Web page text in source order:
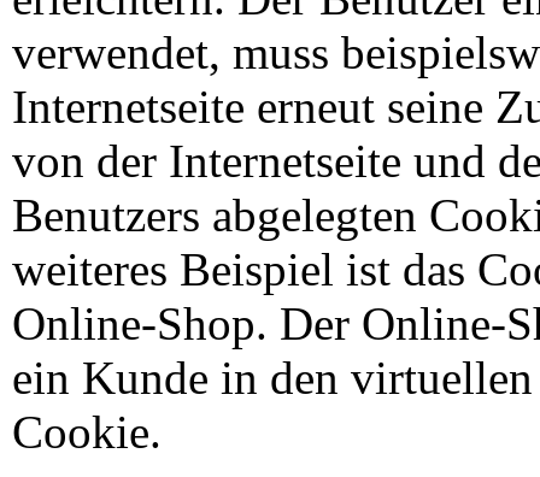
verwendet, muss
Internetseite erneut seine
von der Internetseite und
Benutzers abgelegten
weiteres Beispiel ist das
Online-Shop. Der Online-
ein Kunde in den
Cookie.